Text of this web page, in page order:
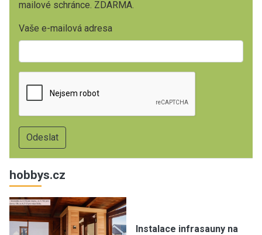
mailové schránce. ZDARMA.
Vaše e-mailová adresa
hobbys.cz
Instalace infrasauny na